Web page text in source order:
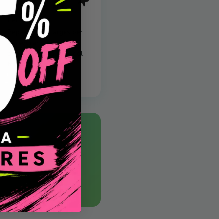
Repassa els marges per
assegurar una bona
adherència. Gaudeix del
teu espai decorat!